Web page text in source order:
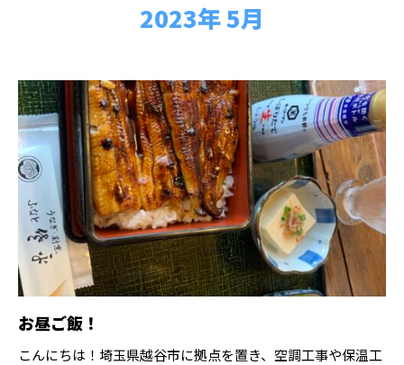
2023年 5月
お昼ご飯！
こんにちは！埼玉県越谷市に拠点を置き、空調工事や保温工